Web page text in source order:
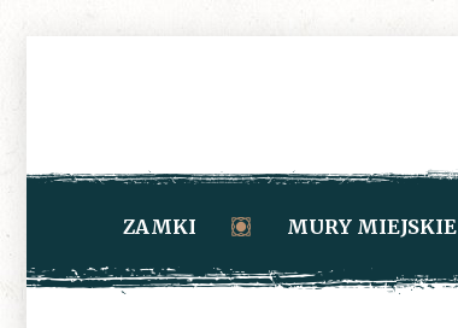
ZAMKI MURY MIEJSKIE